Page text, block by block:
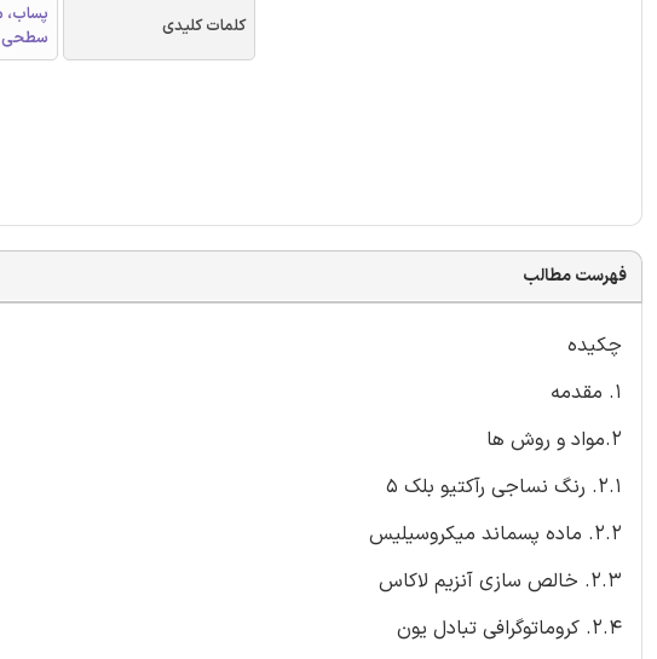
کلمات کلیدی
سطحی
فهرست مطالب
چکیده
1. مقدمه
2.مواد و روش ها
2.1. رنگ نساجی رآکتیو بلک 5
2.2. ماده پسماند میکروسیلیس
2.3. خالص سازی آنزیم لاکاس
2.4. کروماتوگرافی تبادل یون